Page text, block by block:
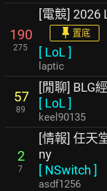
190
275
[電競] 2026
置底
[ LoL ]
laptic
57
89
[閒聊] BLG
[ LoL ]
keel90135
2
7
[情報] 任天
ny
[ NSwitch ]
asdf1256